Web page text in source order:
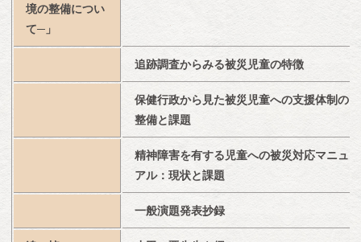
境の整備につい
て─」
追跡調査からみる被災児童の特徴
保健行政から見た被災児童への支援体制の
整備と課題
精神障害を有する児童への被災対応マニュ
アル：現状と課題
一般演題発表抄録